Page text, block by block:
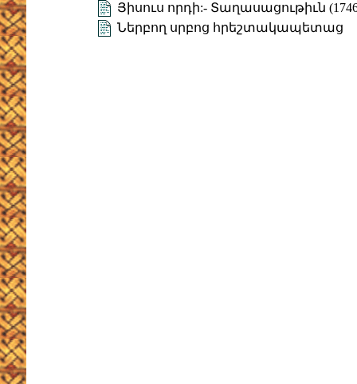
Յիսուս որդի:- Տաղասացութիւն
Ներբող սրբոց հրեշտակապետաց